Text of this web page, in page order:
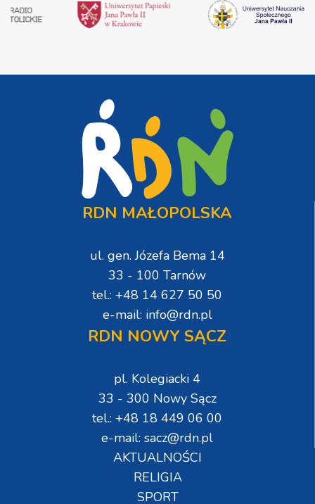
RDN MAŁOPOLSKA
ul. gen. Józefa Bema 14
33 - 100 Tarnów
tel.: +48 14 627 50 50
e-mail: info@rdn.pl
RDN NOWY SĄCZ
pl. Kolegiacki 4
33 - 300 Nowy Sącz
tel.: +48 18 449 06 00
e-mail: sacz@rdn.pl
AKTUALNOŚCI
RELIGIA
SPORT